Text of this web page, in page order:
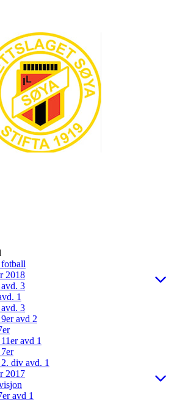
2018
3
1
3
avd 2
avd 1
div avd. 1
2017
avd 1